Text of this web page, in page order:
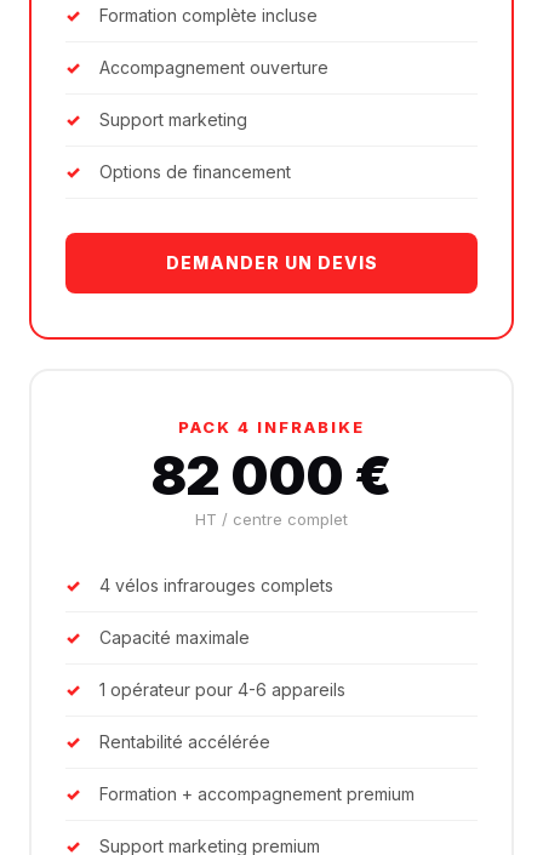
Formation complète incluse
Accompagnement ouverture
Support marketing
Options de financement
DEMANDER UN DEVIS
PACK 4 INFRABIKE
82 000 €
HT / centre complet
4 vélos infrarouges complets
Capacité maximale
1 opérateur pour 4-6 appareils
Rentabilité accélérée
Formation + accompagnement premium
Support marketing premium